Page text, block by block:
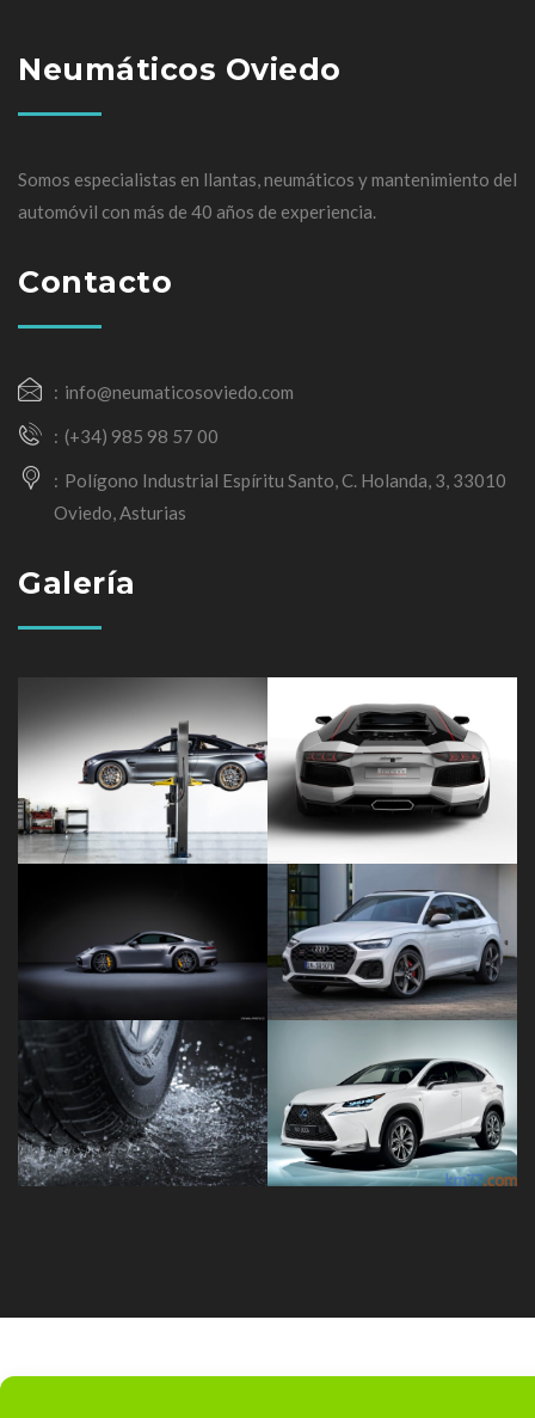
Neumáticos Oviedo
Somos especialistas en llantas, neumáticos y mantenimiento del
automóvil con más de 40 años de experiencia.
Contacto
info@neumaticosoviedo.com
(+34) 985 98 57 00
Polígono Industrial Espíritu Santo, C. Holanda, 3, 33010
Oviedo, Asturias
Galería